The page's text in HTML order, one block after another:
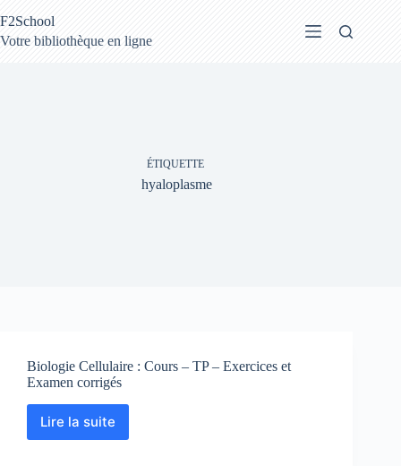
au
contenu
F2School
Votre bibliothèque en ligne
ÉTIQUETTE
hyaloplasme
Biologie Cellulaire : Cours – TP – Exercices et
Examen corrigés
Lire la suite
Biologie